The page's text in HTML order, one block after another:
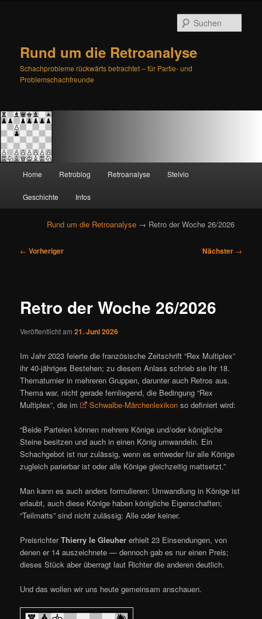
Rund um die Retroanalyse
Schachprobleme rückwärts betrachtet – für Partie- und
Problemschachfreunde
Zum
primären
Inhalt
springen
Zum
sekundären
Inhalt
springen
Home Retroblog Retroanalyse Stelvio
Geschichte Infos
Rund um die Retroanalyse → Retro der Woche 26/2026
B
a
s
a
v
i
g
a
o
n
← Vorheriger Nächster →
Retro der Woche 26/2026
Veröffentlicht am21. Juni 2026
Im Jahr 2023 feierte die französische Zeitschrift “Rex Multiplex”
ihr 40-jähriges Bestehen; zu diesem Anlass schrieb sie ihr 18.
Thematurnier in mehreren Gruppen, darunter auch Retros aus.
Thema war, nicht gerade fernliegend, die Bedingung “Rex
Multiplex”, die im
Schwalbe-Märchenlexikon so definiert wird:
“Beide Parteien können mehrere Könige und/oder königliche
Steine besitzen und auch in einen König umwandeln. Ein
Schachgebot ist nur zulässig, wenn es entweder für alle Könige
zugleich parierbar ist oder alle Könige gleichzeitig mattsetzt.”
Man kann es auch anders formulieren: Umwandlung in Könige ist
erlaubt, auch diese Könige haben königliche Eigenschaften;
“Teilmatts” sind nicht zulässig: Alle oder keiner.
PreisrichterThierry le Gleuher erhielt 23 Einsendungen, von
denen er 14 auszeichnete — dennoch gab es nur einen Preis;
dieses Stück aber überragt laut Richter die anderen deutlich.
Und das wollen wir uns heute gemeinsam anschauen.